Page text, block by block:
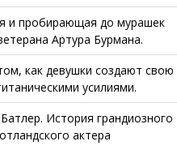
и пробирающая до мурашек
Артура Бурмана.
как девушки создают свою
усилиями.
История грандиозного
актера